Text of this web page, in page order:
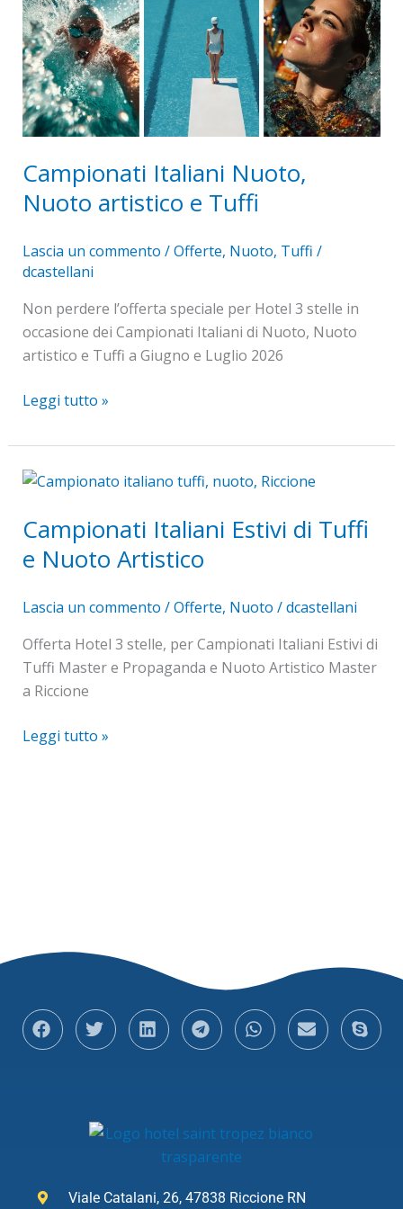
Campionati Italiani Nuoto,
Nuoto artistico e Tuffi
Lascia un commento /Offerte, Nuoto, Tuffi /
dcastellani
Non perdere l’offerta speciale per Hotel 3 stelle in
occasione dei Campionati Italiani di Nuoto, Nuoto
artistico e Tuffi a Giugno e Luglio 2026
Nuoto,
Nuoto
artistico
e
Tuffi
Leggi tutto »
Campionati Italiani Estivi di Tuffi
e Nuoto Artistico
Lascia un commento /Offerte, Nuoto /dcastellani
Offerta Hotel 3 stelle, per Campionati Italiani Estivi di
Tuffi Master e Propaganda e Nuoto Artistico Master
a Riccione
Campionati
Estivi
Tuffi
Nuoto
Artistico
Leggi tutto »
Viale Catalani, 26, 47838 Riccione RN